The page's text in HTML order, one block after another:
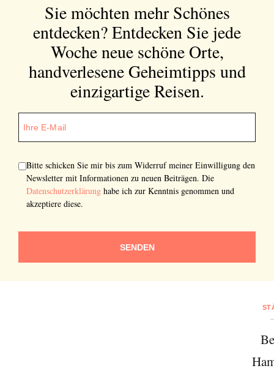
Sie möchten mehr Schönes
entdecken?Entdecken Sie jede
Woche neue schöne Orte,
handverlesene Geheimtipps und
einzigartige Reisen.
Bitte schicken Sie mir bis zum Widerruf meiner Einwilligung den
Newsletter mit Informationen zu neuen Beiträgen. Die
Datenschutzerklärung habe ich zur Kenntnis genommen und
akzeptiere diese.
SENDEN